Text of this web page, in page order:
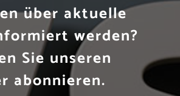
über aktuelle
werden?
Sie unseren
abonnieren.